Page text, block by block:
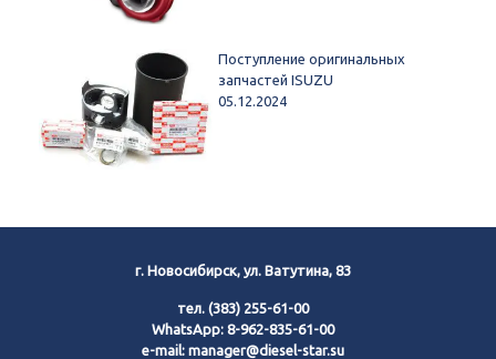
Поступление оригинальных
запчастей ISUZU
05.12.2024
г. Новосибирск, ул. Ватутина, 83
тел. (383) 255-61-00
WhatsApp: 8-962-835-61-00
e-mail: manager@diesel-star.su